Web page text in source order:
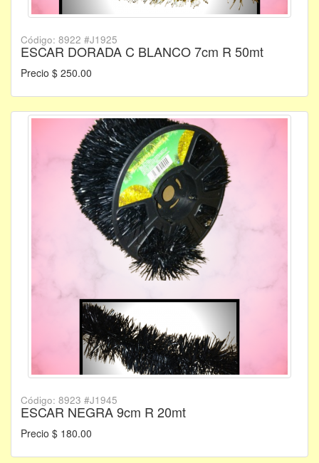
Código: 8922 #J1925
ESCAR DORADA C BLANCO 7cm R 50mt
Precio $ 250.00
Código: 8923 #J1945
ESCAR NEGRA 9cm R 20mt
Precio $ 180.00